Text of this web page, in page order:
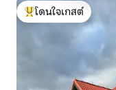
โดนใจเกสต์ที่สุด
โดนใจเกสต์